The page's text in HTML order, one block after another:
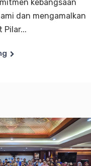
kebangsaan
dan mengamalkan
Pilar...